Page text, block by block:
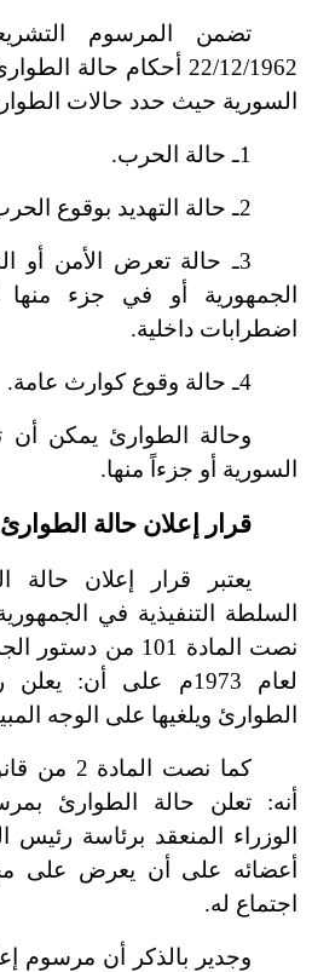
22/12/1962 أحكام حالة
السورية حيث حدد حالات الطوارئ
1ـ حالة الحرب.
2ـ حالة التهديد بوقوع الحرب.
3ـ حالة تعرض الأمن أو
الجمهورية أو في جزء
اضطرابات داخلية.
4ـ حالة وقوع كوارث عامة.
وحالة الطوارئ يمكن أن
السورية أو جزءاً منها.
قرار إعلان حالة الطوارئ
يعتبر قرار إعلان
السلطة التنفيذية في
نصت المادة 101 من
لعام 1973م على أن:
الطوارئ ويلغيها على الوجه
كما نصت
أنه: تعلن حالة الطوارئ
الوزراء المنعقد برئاسة رئيس
أعضائه على أن يعرض على
اجتماع له.
وجدير بالذكر أن مرسوم